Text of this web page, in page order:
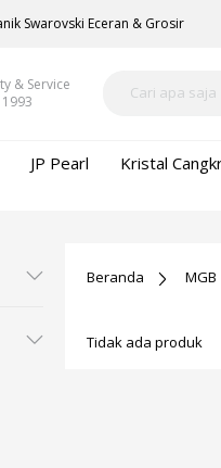
Swarovski Eceran & Grosir
& Service
1993
JP Pearl Kristal
Beranda MGB
Tidak ada produk